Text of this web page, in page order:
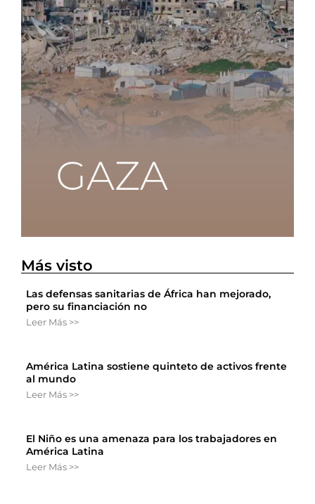
Más visto
Las defensas sanitarias de África han mejorado,
pero su financiación no
Leer Más >>
América Latina sostiene quinteto de activos frente
al mundo
Leer Más >>
El Niño es una amenaza para los trabajadores en
América Latina
Leer Más >>